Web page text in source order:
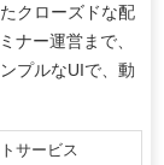
クローズドな配
ナー運営まで、
プルなUIで、動
サービス